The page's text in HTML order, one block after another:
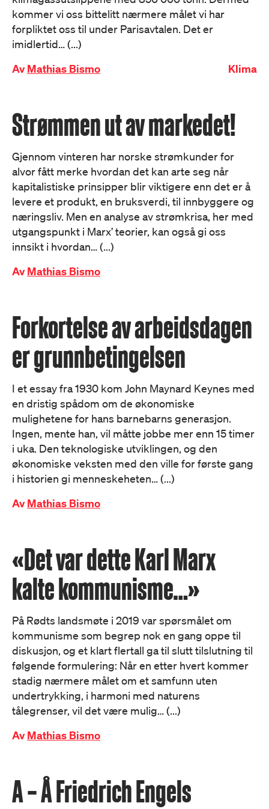
kommer vi oss bittelitt nærmere målet vi har
forpliktet oss til under Parisavtalen. Det er
imidlertid… (...)
AvMathias Bismo Klima
Strømmen ut av markedet!
Gjennom vinteren har norske strømkunder for
alvor fått merke hvordan det kan arte seg når
kapitalistiske prinsipper blir viktigere enn det er å
levere et produkt, en bruksverdi, til innbyggere og
næringsliv. Men en analyse av strømkrisa, her med
utgangspunkt i Marx’ teorier, kan også gi oss
innsikt i hvordan… (...)
AvMathias Bismo
Forkortelse av arbeidsdagen
er grunnbetingelsen
I et essay fra 1930 kom John Maynard Keynes med
en dristig spådom om de økonomiske
mulighetene for hans barnebarns generasjon.
Ingen, mente han, vil måtte jobbe mer enn 15 timer
i uka. Den teknologiske utviklingen, og den
økonomiske veksten med den ville for første gang
i historien gi menneskeheten… (...)
AvMathias Bismo
«Det var dette Karl Marx
kalte kommunisme…»
På Rødts landsmøte i 2019 var spørsmålet om
kommunisme som begrep nok en gang oppe til
diskusjon, og et klart flertall ga til slutt tilslutning til
følgende formulering: Når en etter hvert kommer
stadig nærmere målet om et samfunn uten
undertrykking, i harmoni med naturens
tålegrenser, vil det være mulig… (...)
AvMathias Bismo
A – Å Friedrich Engels